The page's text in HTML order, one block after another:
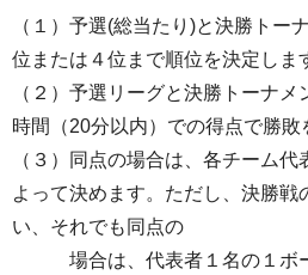
（１）予選(総当たり)と決勝トー
位または４位まで順位を決定しま
（２）予選リーグと決勝トーナ
時間（20分以内）での得点で勝敗
（３）同点の場合は、各チーム
よって決めます。ただし、決勝戦
い、それでも同点の
場合は、代表者１名の１ボー